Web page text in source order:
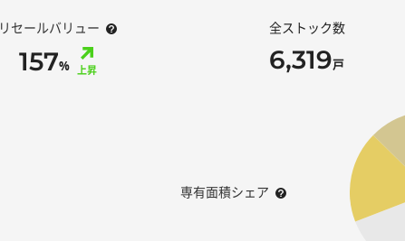
リセールバリュー
157% 上昇
全ストック数
6,319戸
専有面積シェア